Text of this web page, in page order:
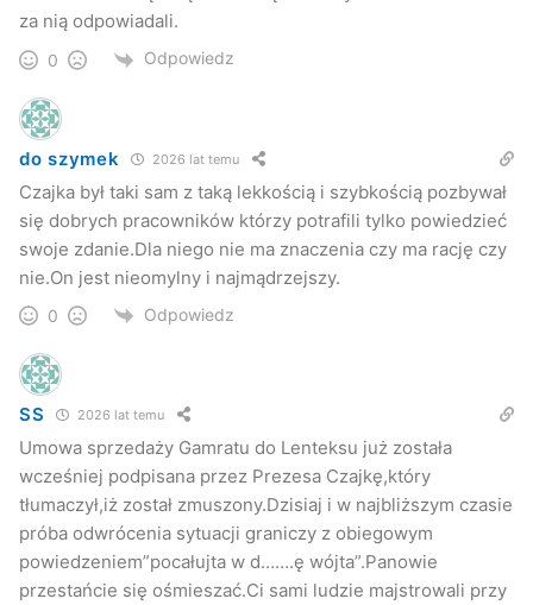
wszystkich okoliczności prywatyzacji, która budzi szereg
odpowiedzią, że wszystko jest w najlepszym porządku. Te
odpowiedzi jednak nas nie przekonują. Kondycja Gamratu
jest na tyle bezpieczna, że nie ma potrzeby tych decyzji
podejmować natychmiast i finalizować proces
prywatyzacji. Chcemy jeszcze prosić, ale stanowczo Pana
ministra o zatrzymanie tego procesu.
Związkowcy podkreślają, że władze samorządowe obecnej
kadencji, wspierają ich w swoich działaniach i starają się
zrobić wszystko by nie dopuścić do realizacji negatywnego
scenariusza związanego z prywatyzacją m.in. zwolnień
pracowników czy ograniczeniu zdolności produkcyjnych
spółki.
UMJ
czajka gamrat Jasło miasto
za nią odpowiadali.
0 Odpowiedz
do szymek 2026 lat temu
Czajka był taki sam z taką lekkością i szybkością pozbywał
się dobrych pracowników którzy potrafili tylko powiedzieć
swoje zdanie.Dla niego nie ma znaczenia czy ma rację czy
nie.On jest nieomylny i najmądrzejszy.
0 Odpowiedz
SS 2026 lat temu
Umowa sprzedaży Gamratu do Lenteksu już została
wcześniej podpisana przez Prezesa Czajkę,który
tłumaczył,iż został zmuszony.Dzisiaj i w najbliższym czasie
próba odwrócenia sytuacji graniczy z obiegowym
powiedzeniem”pocałujta w d…….ę wójta”.Panowie
przestańcie się ośmieszać.Ci sami ludzie majstrowali przy